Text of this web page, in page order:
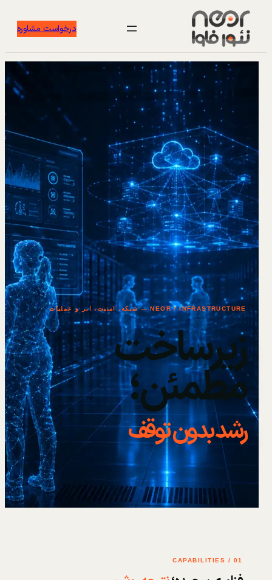
درخواست مشاوره
NEOR / INFRASTRUCTURE — شبکه، امنیت، ابر و عملیات
زیرساخت
مطمئن؛
رشد بدون توقف
01 / CAPABILITIES